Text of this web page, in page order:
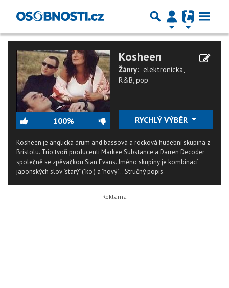
100%
Kosheen
Žánry: elektronická,
R&B,pop
RYCHLÝ VÝBĚR
Kosheen je anglická drum and bassová a rocková hudební skupina z
Bristolu. Trio tvoří producenti Markee Substance a Darren Decoder
společně se zpěvačkou Sian Evans. Jméno skupiny je kombinací
japonských slov "starý" ('ko') a "nový"...Stručný popis